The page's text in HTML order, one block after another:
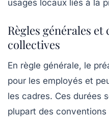
usages locaux liés à la
Règles générales
collectives
En règle générale, le
pour les employés et
les cadres. Ces durées
plupart des